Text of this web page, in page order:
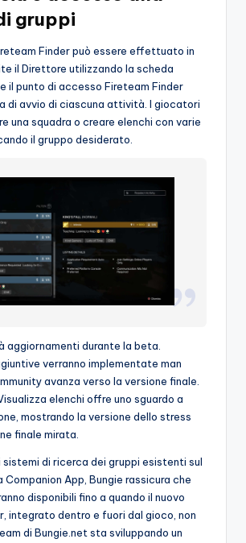
gruppi
Finder può essere effettuato in
il Direttore utilizzando la scheda
il punto di accesso Fireteam Finder
di avvio di ciascuna attività. I giocatori
una squadra o creare elenchi con varie
il gruppo desiderato.
aggiornamenti durante la beta.
verranno implementate man
avanza verso la versione finale.
elenchi offre uno sguardo a
mostrando la versione dello stress
finale mirata.
sistemi di ricerca dei gruppi esistenti sul
Companion App, Bungie rassicura che
disponibili fino a quando il nuovo
integrato dentro e fuori dal gioco, non
di Bungie.net sta sviluppando un